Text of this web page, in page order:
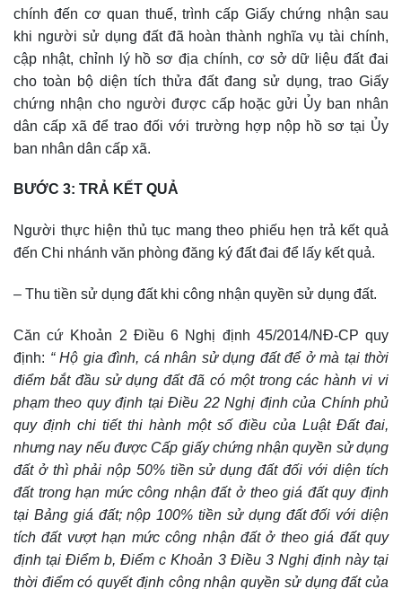
chính đến cơ quan thuế, trình cấp Giấy chứng nhận sau
khi người sử dụng đất đã hoàn thành nghĩa vụ tài chính,
cập nhật, chỉnh lý hồ sơ địa chính, cơ sở dữ liệu đất đai
cho toàn bộ diện tích thửa đất đang sử dụng, trao Giấy
chứng nhận cho người được cấp hoặc gửi Ủy ban nhân
dân cấp xã để trao đối với trường hợp nộp hồ sơ tại Ủy
ban nhân dân cấp xã.
BƯỚC 3: TRẢ KẾT QUẢ
Người thực hiện thủ tục mang theo phiếu hẹn trả kết quả
đến Chi nhánh văn phòng đăng ký đất đai để lấy kết quả.
– Thu tiền sử dụng đất khi công nhận quyền sử dụng đất.
Căn cứ Khoản 2 Điều 6 Nghị định 45/2014/NĐ-CP quy
định: “ Hộ gia đình, cá nhân sử dụng đất để ở mà tại thời
điểm bắt đầu sử dụng đất đã có một trong các hành vi vi
phạm theo quy định tại Điều 22 Nghị định của Chính phủ
quy định chi tiết thi hành một số điều của Luật Đất đai,
nhưng nay nếu được Cấp giấy chứng nhận quyền sử dụng
đất ở thì phải nộp 50% tiền sử dụng đất đối với diện tích
đất trong hạn mức công nhận đất ở theo giá đất quy định
tại Bảng giá đất; nộp 100% tiền sử dụng đất đối với diện
tích đất vượt hạn mức công nhận đất ở theo giá đất quy
định tại Điểm b, Điểm c Khoản 3 Điều 3 Nghị định này tại
thời điểm có quyết định công nhận quyền sử dụng đất của